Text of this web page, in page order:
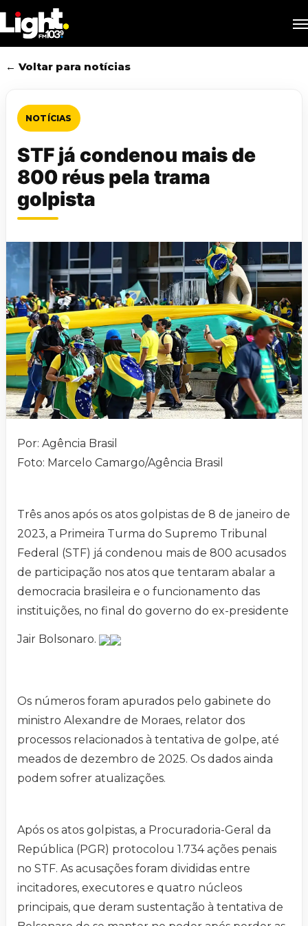
to
main
content
← Voltar para notícias
NOTÍCIAS
STF já condenou mais de
800 réus pela trama
golpista
Por: Agência Brasil
Foto: Marcelo Camargo/Agência Brasil
Três anos após os atos golpistas de 8 de janeiro de
2023, a Primeira Turma do Supremo Tribunal
Federal (STF) já condenou mais de 800 acusados
de participação nos atos que tentaram abalar a
democracia brasileira e o funcionamento das
instituições, no final do governo do ex-presidente
Jair Bolsonaro.
Os números foram apurados pelo gabinete do
ministro Alexandre de Moraes, relator dos
processos relacionados à tentativa de golpe, até
meados de dezembro de 2025. Os dados ainda
podem sofrer atualizações.
Após os atos golpistas, a Procuradoria-Geral da
República (PGR) protocolou 1.734 ações penais
no STF. As acusações foram divididas entre
incitadores, executores e quatro núcleos
principais, que deram sustentação à tentativa de